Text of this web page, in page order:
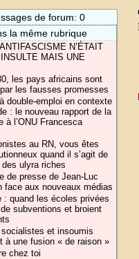
de forum: 0
la même rubrique
N’ÉTAIT
MAIS UNE
les pays africains sont
les fausses promesses
double-emploi en contexte
: le nouveau rapport de la
à l’ONU Francesca
au RN, vous êtes
quand il s’agit de
ulyra riches
de presse de Jean-Luc
face aux nouveaux médias
: quand les écoles privées
subventions et broient
et insoumis
à une fusion « de raison »
chez toi